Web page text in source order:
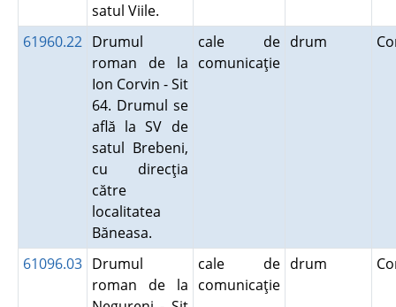
satul Viile.
61960.22 Drumul
roman de la
Ion Corvin - Sit
64. Drumul se
află la SV de
satul Brebeni,
cu direcţia
către
localitatea
Băneasa.
cale de
comunicaţie
drum
61096.03 Drumul
roman de la
cale de
comunicaţie
drum